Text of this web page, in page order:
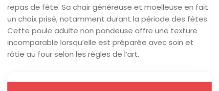
repas de fête. Sa chair généreuse et moelleuse en fait
un choix prisé, notamment durant la période des fêtes.
Cette poule adulte non pondeuse offre une texture
incomparable lorsqu’elle est préparée avec soin et
rôtie au four selon les règles de l’art.